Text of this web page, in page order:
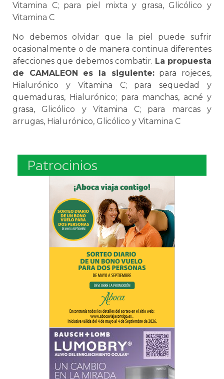
Vitamina C; para piel mixta y grasa, Glicólico y
Vitamina C
No debemos olvidar que la piel puede sufrir
ocasionalmente o de manera continua diferentes
afecciones que debemos combatir. La propuesta
de CAMALEON es la siguiente:para rojeces,
Hialurónico y Vitamina C; para sequedad y
quemaduras, Hialurónico; para manchas, acné y
grasa, Glicólico y Vitamina C; para marcas y
arrugas, Hialurónico, Glicólico y Vitamina C
Patrocinios